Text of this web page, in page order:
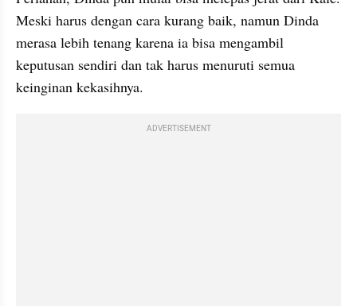
Meski harus dengan cara kurang baik, namun Dinda
merasa lebih tenang karena ia bisa mengambil
keputusan sendiri dan tak harus menuruti semua
keinginan kekasihnya.
ADVERTISEMENT